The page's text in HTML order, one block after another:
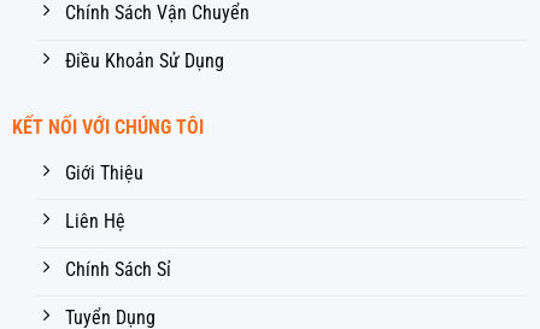
Chính Sách Vận Chuyển
Điều Khoản Sử Dụng
KẾT NỐI VỚI CHÚNG TÔI
Giới Thiệu
Liên Hệ
Chính Sách Sỉ
Tuyển Dụng